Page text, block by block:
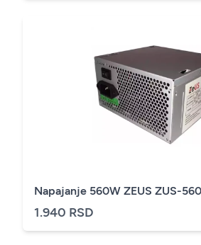
Napajanje 560W ZEUS ZUS-
1.940 RSD